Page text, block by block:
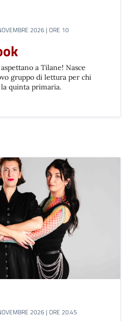
2026 | ORE 10
a Tilane! Nasce
gruppo di lettura per chi
quinta primaria.
2026 | ORE 20.45